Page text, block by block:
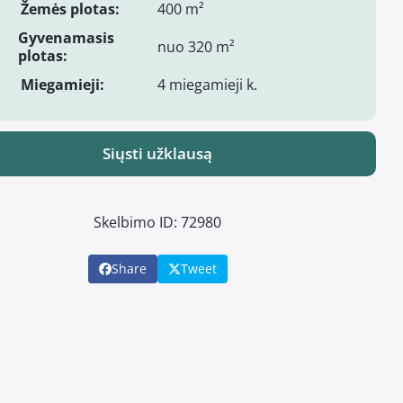
Žemės plotas:
400 m²
Gyvenamasis
plotas:
nuo 320 m²
Miegamieji:
4 miegamieji k.
Siųsti užklausą
Skelbimo ID: 72980
Share Tweet